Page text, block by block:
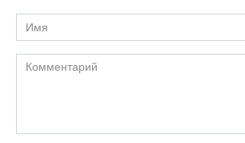
Имя
Комментарий